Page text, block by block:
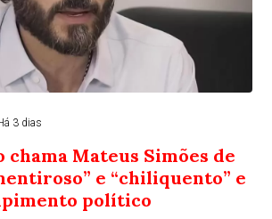
3 dias
Mateus Simões de
e “chiliquento” e
político